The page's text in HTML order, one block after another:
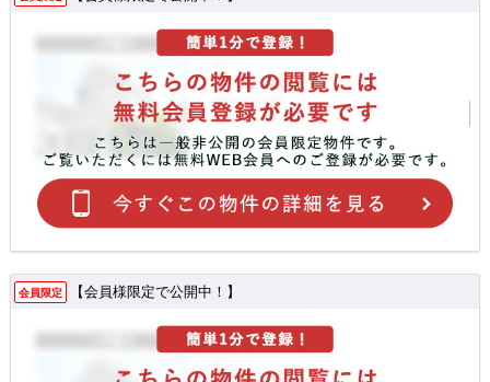
会員限定 【会員様限定で公開中！】